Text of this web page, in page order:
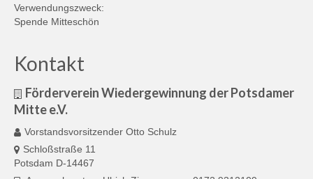
Verwendungszweck:
Spende Mitteschön
Kontakt
Förderverein Wiedergewinnung der Potsdamer
Mitte e.V.
Vorstandsvorsitzender Otto Schulz
Schloßstraße 11
Potsdam D-14467